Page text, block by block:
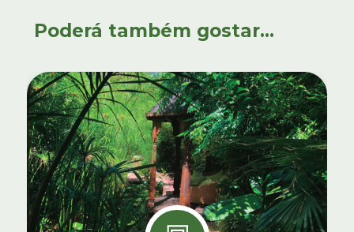
Poderá também gostar...